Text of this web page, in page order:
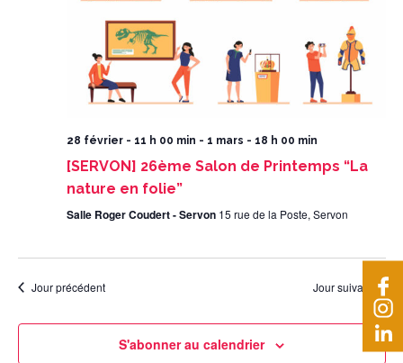
28 février - 11 h 00 min - 1 mars - 18 h 00 min
[SERVON] 26ème Salon de Printemps “La
nature en folie”
Salle Roger Coudert - Servon 15 rue de la Poste, Servon
Jour précédent Jour suivant
S'abonner au calendrier